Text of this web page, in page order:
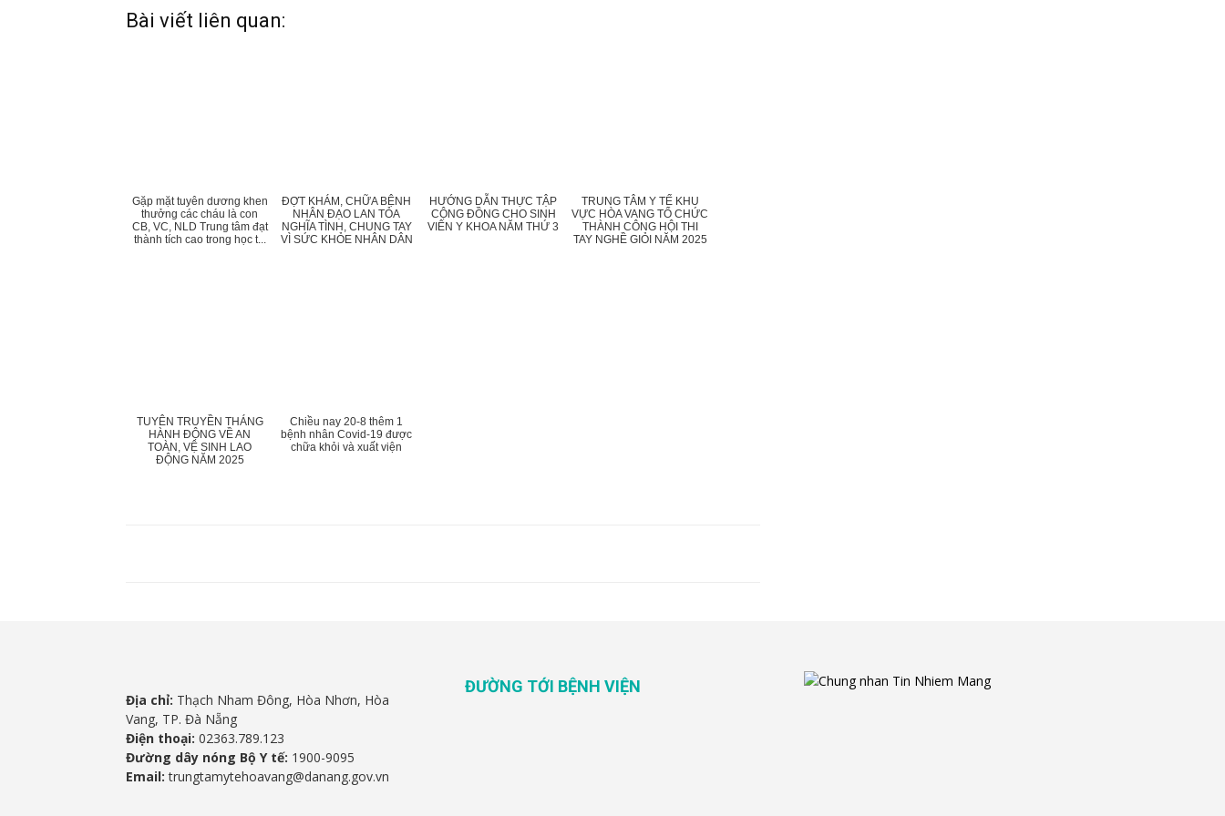
Bài viết liên quan:
Gặp mặt tuyên dương khen
thưởng các cháu là con
CB, VC, NLD Trung tâm đạt
thành tích cao trong học t...
ĐỢT KHÁM, CHỮA BỆNH
NHÂN ĐẠO LAN TỎA
NGHĨA TÌNH, CHUNG TAY
VÌ SỨC KHỎE NHÂN DÂN
HƯỚNG DẪN THỰC TẬP
CỘNG ĐỒNG CHO SINH
VIÊN Y KHOA NĂM THỨ 3
TRUNG TÂM Y TẾ KHU
VỰC HÒA VANG TỔ CHỨC
THÀNH CÔNG HỘI THI
TAY NGHỀ GIỎI NĂM 2025
TUYÊN TRUYỀN THÁNG
HÀNH ĐỘNG VỀ AN
TOÀN, VỆ SINH LAO
ĐỘNG NĂM 2025
Chiều nay 20-8 thêm 1
bệnh nhân Covid-19 được
chữa khỏi và xuất viện
Địa chỉ: Thạch Nham Đông, Hòa Nhơn, Hòa
Vang, TP. Đà Nẵng
Điện thoại: 02363.789.123
Đường dây nóng Bộ Y tế: 1900-9095
Email: trungtamytehoavang@danang.gov.vn
ĐƯỜNG TỚI BỆNH VIỆN